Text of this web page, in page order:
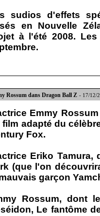
sudios d'effets
en Nouvelle
à l'été 2008.
Rossum dans Dragon Ball Z - 17/12/
Emmy
film adapté du
Fox.
Eriko Tamura,
(que l'on
garçon
Rossum, dont
Le fantôme